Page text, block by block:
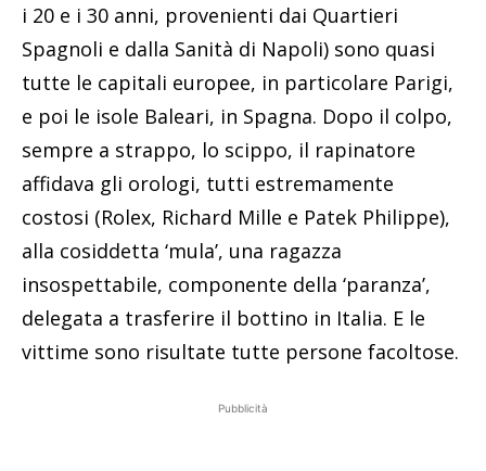
i 20 e i 30 anni, provenienti dai Quartieri
Spagnoli e dalla Sanità di Napoli) sono quasi
tutte le capitali europee, in particolare Parigi,
e poi le isole Baleari, in Spagna. Dopo il colpo,
sempre a strappo, lo scippo, il rapinatore
affidava gli orologi, tutti estremamente
costosi (Rolex, Richard Mille e Patek Philippe),
alla cosiddetta ‘mula’, una ragazza
insospettabile, componente della ‘paranza’,
delegata a trasferire il bottino in Italia. E le
vittime sono risultate tutte persone facoltose.
Pubblicità